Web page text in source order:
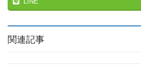
LINE
関連記事